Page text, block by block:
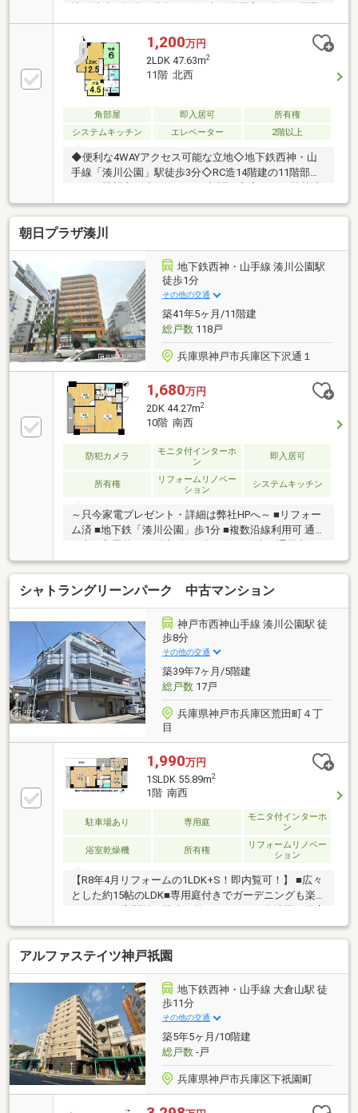
り・正面に窓が設けられた壁付キッチン・水回りを集
約、家事・生活動線に配慮・足を伸ばしてくつろげる
和室は約6.0帖、押入付・洋室2室に面するバルコニ
ー・住戸の独立性を高める玄関ポーチ・不在時も荷受
けが可能な宅配BOX付▼周辺環境・ダイエー湊川店 徒
歩6分(約450m)・ファミリーマート 徒歩4分(約280m)■
ご希望の住まい探しをお手伝いします
━━━━━・・・物件の詳細・ご相談はお気軽にお問
1,200万円
2LDK 47.63m2
11階 北西
角部屋 即入居可
所有権
システムキッチン
エレベーター 2階以上
◆便利な4WAYアクセス可能な立地◇地下鉄西神・山
手線「湊川公園」駅徒歩3分◇RC造14階建の11階部分
◇神鉄食彩館新開地店まで徒歩5分◇総戸数133戸のス
ケール・空室物件■ハウスドゥ！阪急伊丹駅前店物件
選びから住宅ローンまで、住まい探しを丁寧にサポー
ト。見学予約もお気軽にご相談ください。
朝日プラザ湊川
地下鉄西神・山手線 湊川公園駅
徒歩1分
その他の交通
築41年5ヶ月/11階建
総戸数118戸
兵庫県神戸市兵庫区下沢通１
1,680万円
2DK 44.27m2
10階 南西
防犯カメラ
モニタ付インターホ
ン
即入居可
所有権
リフォームリノベー
ション
システムキッチン
～只今家電プレゼント・詳細は弊社HPへ～ ■リフォー
ム済 ■地下鉄「湊川公園」歩1分 ■複数沿線利用可 通勤
シャトラングリーンパーク 中古マンション
神戸市西神山手線 湊川公園駅 徒
歩8分
その他の交通
築39年7ヶ月/5階建
総戸数17戸
兵庫県神戸市兵庫区荒田町４丁
目
1,990万円
1SLDK 55.89m2
1階 南西
駐車場あり 専用庭
モニタ付インターホ
ン
浴室乾燥機 所有権
リフォームリノベー
ション
【R8年4月リフォームの1LDK+S！即内覧可！】 ■広々
とした約15帖のLDK■専用庭付きでガーデニングも楽
乾燥機など設備も充実
アルファステイツ神戸祇園
地下鉄西神・山手線 大倉山駅 徒
歩11分
その他の交通
築5年5ヶ月/10階建
総戸数-戸
兵庫県神戸市兵庫区下祇園町